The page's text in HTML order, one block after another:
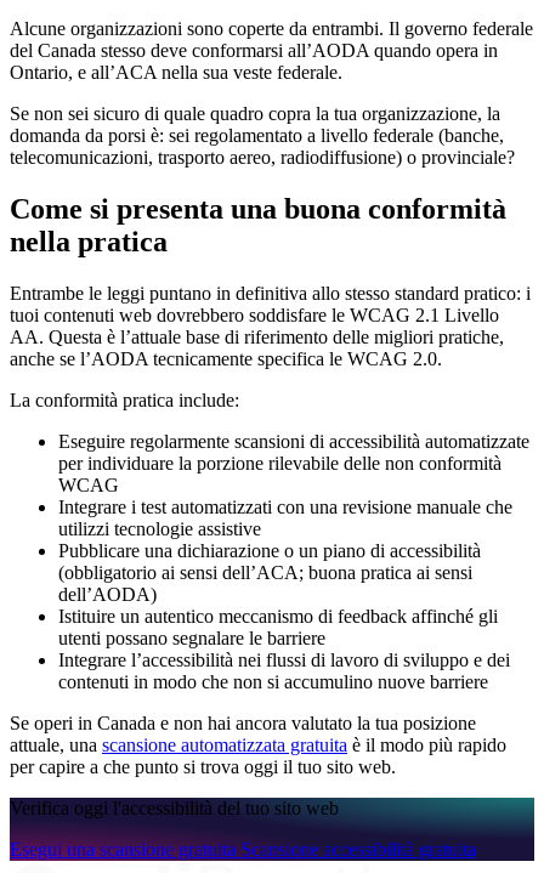
Alcune organizzazioni sono coperte da entrambi. Il governo federale
del Canada stesso deve conformarsi all’AODA quando opera in
Ontario, e all’ACA nella sua veste federale.
Se non sei sicuro di quale quadro copra la tua organizzazione, la
domanda da porsi è: sei regolamentato a livello federale (banche,
telecomunicazioni, trasporto aereo, radiodiffusione) o provinciale?
Come si presenta una buona conformità
nella pratica
Entrambe le leggi puntano in definitiva allo stesso standard pratico: i
tuoi contenuti web dovrebbero soddisfare le WCAG 2.1 Livello
AA. Questa è l’attuale base di riferimento delle migliori pratiche,
anche se l’AODA tecnicamente specifica le WCAG 2.0.
La conformità pratica include:
Eseguire regolarmente scansioni di accessibilità automatizzate
per individuare la porzione rilevabile delle non conformità
WCAG
Integrare i test automatizzati con una revisione manuale che
utilizzi tecnologie assistive
Pubblicare una dichiarazione o un piano di accessibilità
(obbligatorio ai sensi dell’ACA; buona pratica ai sensi
dell’AODA)
Istituire un autentico meccanismo di feedback affinché gli
utenti possano segnalare le barriere
Integrare l’accessibilità nei flussi di lavoro di sviluppo e dei
contenuti in modo che non si accumulino nuove barriere
Se operi in Canada e non hai ancora valutato la tua posizione
attuale, una scansione automatizzata gratuita è il modo più rapido
per capire a che punto si trova oggi il tuo sito web.
Verifica oggi l'accessibilità del tuo sito web
Esegui una scansione gratuita Scansione accessibilità gratuita